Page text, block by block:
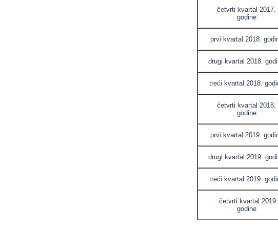
četvrti kvartal 2017.
godine
prvi kvartal 2018.
drugi kvartal 2018.
treći kvartal 2018.
četvrti kvartal 2018.
godine
prvi kvartal 2019.
drugi kvartal 2019.
treći kvartal 2019.
četvrti kvartal 2019.
godine